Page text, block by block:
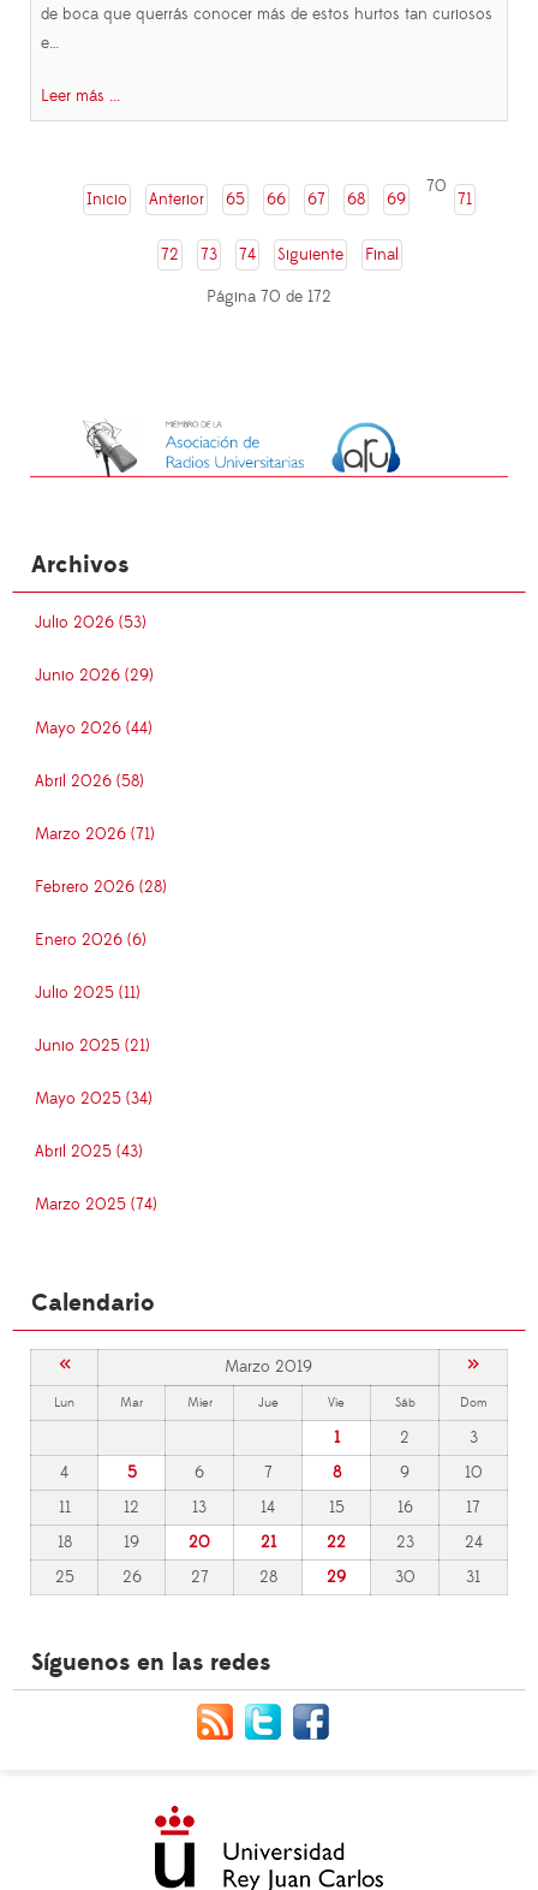
de boca que querrás conocer más de estos hurtos tan curiosos
e…
Leer más ...
Inicio Anterior 65 66 67 68 69
70
71
72 73 74 Siguiente
Final
Página 70 de 172
Archivos
Julio 2026 (53)
Junio 2026 (29)
Mayo 2026 (44)
Abril 2026 (58)
Marzo 2026 (71)
Febrero 2026 (28)
Enero 2026 (6)
Julio 2025 (11)
Junio 2025 (21)
Mayo 2025 (34)
Abril 2025 (43)
Marzo 2025 (74)
Calendario
« Marzo 2019 »
Lun Mar Mier Jue Vie Sáb Dom
1 2
3
4
5 6 7 8 9
10
11
12 13 14 15 16
17
18
19 20 21 22 23
24
25
26 27 28 29 30 31
Síguenos en las redes